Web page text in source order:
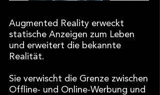
Augmented Reality erweckt
statische Anzeigen zum Leben
und erweitert die bekannte
Realität.
Sie verwischt die Grenze zwischen
Offline- und Online-Werbung und